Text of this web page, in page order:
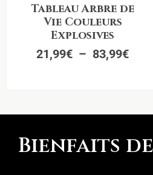
Tableau Arbre de
Vie Couleurs
Explosives
21,99€ – 83,99€
Plage
Bienfaits